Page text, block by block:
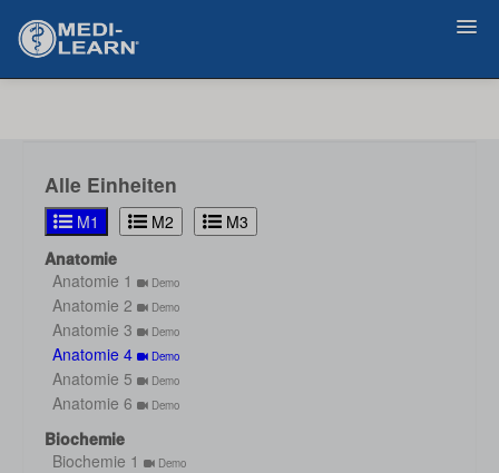
Alle Einheiten
M1 M2
M3
Anatomie
Anatomie 1
Demo
Anatomie 2 Demo
Anatomie 3 Demo
Anatomie 4 Demo
Anatomie 5 Demo
Anatomie 6 Demo
Biochemie
Biochemie 1
Demo